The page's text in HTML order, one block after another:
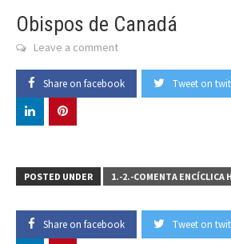
Obispos de Canadá
Leave a comment
Share on facebook Tweet on
POSTED UNDER 1.-2.-COMENTA ENCÍCLICA
Share on facebook Tweet on